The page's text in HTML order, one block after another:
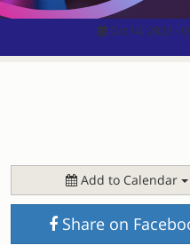
Oct 14, 2023 -
Add to Calendar
Share on